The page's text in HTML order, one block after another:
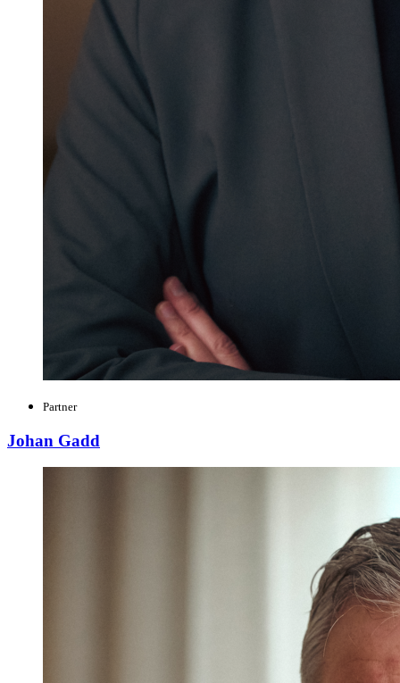
Partner
Johan Gadd